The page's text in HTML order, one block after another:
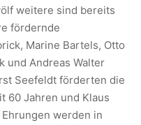
weitere sind bereits
fördernde
Marine Bartels, Otto
und Andreas Walter
Seefeldt förderten die
60 Jahren und Klaus
werden in